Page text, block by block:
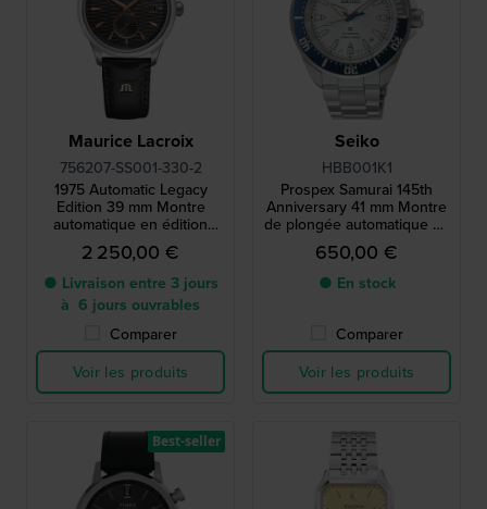
Maurice Lacroix
756207-SS001-330-2
1975 Automatic Legacy
Edition 39 mm Montre
automatique en édition
limitée de fabrication suisse
avec petite seconde
2 250,00 €
● Livraison entre 3 jours
à 6 jours ouvrables
Comparer
Voir les produits
Seiko
HBB001K1
Prospex Samurai 145th
Anniversary 41 mm Montre
de plongée automatique en
acier inoxydable en édition
limitée
650,00 €
● En stock
Comparer
Voir les produits
Best-seller